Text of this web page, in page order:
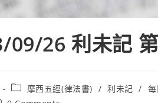
09/26 利未記
摩西五經(律法書) / 利未記 /